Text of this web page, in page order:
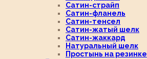
Сатин-страйп
Сатин-фланель
Сатин-тенсел
Сатин-жатый шелк
Сатин-жаккард
Натуральный шелк
Простынь на резинке